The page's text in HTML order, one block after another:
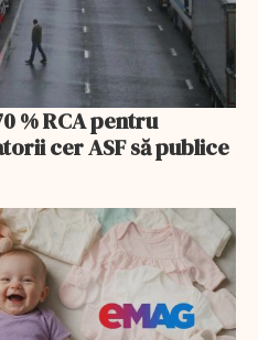
% RCA pentru
cer ASF să publice